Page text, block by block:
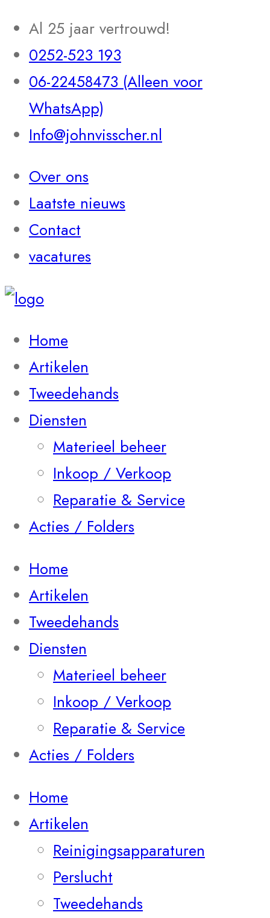
Al 25 jaar vertrouwd!
0252-523 193
06-22458473 (Alleen voor
WhatsApp)
Info@johnvisscher.nl
Over ons
Laatste nieuws
Contact
vacatures
Home
Artikelen
Tweedehands
Diensten
Materieel beheer
Inkoop / Verkoop
Reparatie & Service
Acties / Folders
Home
Artikelen
Tweedehands
Diensten
Materieel beheer
Inkoop / Verkoop
Reparatie & Service
Acties / Folders
Home
Artikelen
Reinigingsapparaturen
Perslucht
Tweedehands